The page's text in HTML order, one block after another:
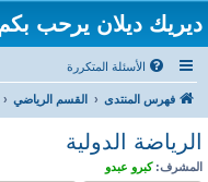
ديريك ديلان يرحب بكم
الأسئلة المتكررة
فهرس المنتدى القسم الرياضي
الرياضة الدولية
المشرف: كبرو عبدو